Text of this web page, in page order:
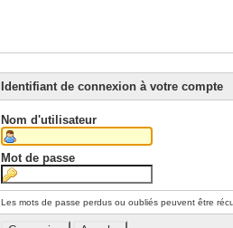
Identifiant de connexion à votre compte
Nom d'utilisateur
Mot de passe
Les mots de passe perdus ou oubliés peuvent être